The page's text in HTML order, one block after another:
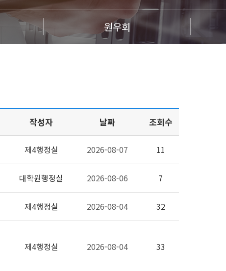
원우회
작성자 날짜 조회수
제4행정실 2026-08-07 11
대학원행정실 2026-08-06 7
제4행정실 2026-08-04 32
제4행정실 2026-08-04 33